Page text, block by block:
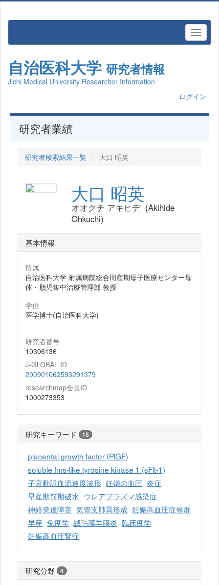
自治医科大学 研究者情報
Jichi Medical University Researcher Information
ログイン
研究者業績
研究者検索結果一覧 大口 昭英
大口 昭英
オオクチ アキヒデ (Akihide
Ohkuchi)
基本情報
所属
自治医科大学 附属病院総合周産期母子医療センター母
体・胎児集中治療管理部 教授
学位
医学博士(自治医科大学)
研究者番号
10306136
J-GLOBAL ID
200901062593291379
researchmap会員ID
1000273353
研究キーワード 15
placental growth factor (PlGF)
soluble fms-like tyrosine kinase 1 (sFlt-1)
子宮動脈血流速度波形 妊婦の血圧 炎症
早産期前期破水 ウレアプラズマ感染症
神経発達障害 気管支肺異形成 妊娠高血圧症候群
早産 免疫学 絨毛膜羊膜炎 臨床疫学
妊娠高血圧腎症
研究分野 4